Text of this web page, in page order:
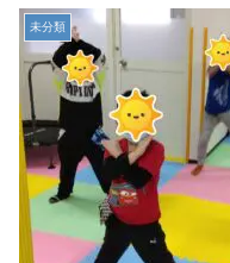
未分類